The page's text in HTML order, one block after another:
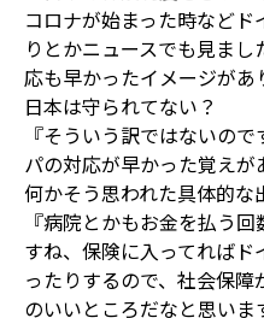
コロナが始まった時など
りとかニュースでも見ま
応も早かったイメージがあ
日本は守られてない？
『そういう訳ではないの
パの対応が早かった覚えが
何かそう思われた具体的な
『病院とかもお金を払う
すね、保険に入ってれば
ったりするので、社会保
のいいところだなと思いま